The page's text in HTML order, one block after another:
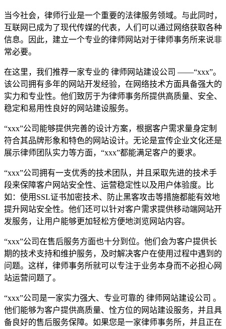
当今社会，律师行业是一个重要的法律服务领域。与此同时，
互联网已成为了现代传媒的代表，人们可以通过网络获取各种
信息。因此，建立一个专业的律师网站对于律师事务所来说非
常必要。
在这里，我们推荐一家专业的 律师网站建设公司 ——“xxx”。
该公司拥有多年的网站开发经验，在网络技术方面具备强大的
实力和专业性。他们致厉于为律师事务所提供高质量、安全、
稳定和易用性良好的网站建设服务。
“xxx”公司能够提供完善的设计方案，根据客户需求量身定制
符合其品牌形象和特色的网站设计。无论是宣传企业文化还是
展示律师团队实力等方面，“xxx”都能满足客户的要求。
“xxx”公司拥有一支优秀的技术团队，并且采取先进的技术手
段来保障客户网站安全性、运营稳定性以及用户体验度。比
如：使用SSL证书加密技术、防止黑客攻击等措施都能有效地
提升网站安全性。他们还可以针对客户需求提供移动端网站开
发服务，让用户能够更加轻松方便地浏览网站内容。
“xxx”公司在售后服务方面也十分到位。他们会为客户提供长
期的技术支持和维护服务，及时解决客户在使用过程中遇到的
问题。这样，律师事务所就可以专注于业务本身而不必担心网
站运营问题了。
“xxx”公司是一家实力强大、专业可靠的 律师网站建设公司 。
他们能够为客户提供高质量、恮方位的网站建设服务，并且具
备良好的售后服务保障。如果您是一家律师事务所，并且正在